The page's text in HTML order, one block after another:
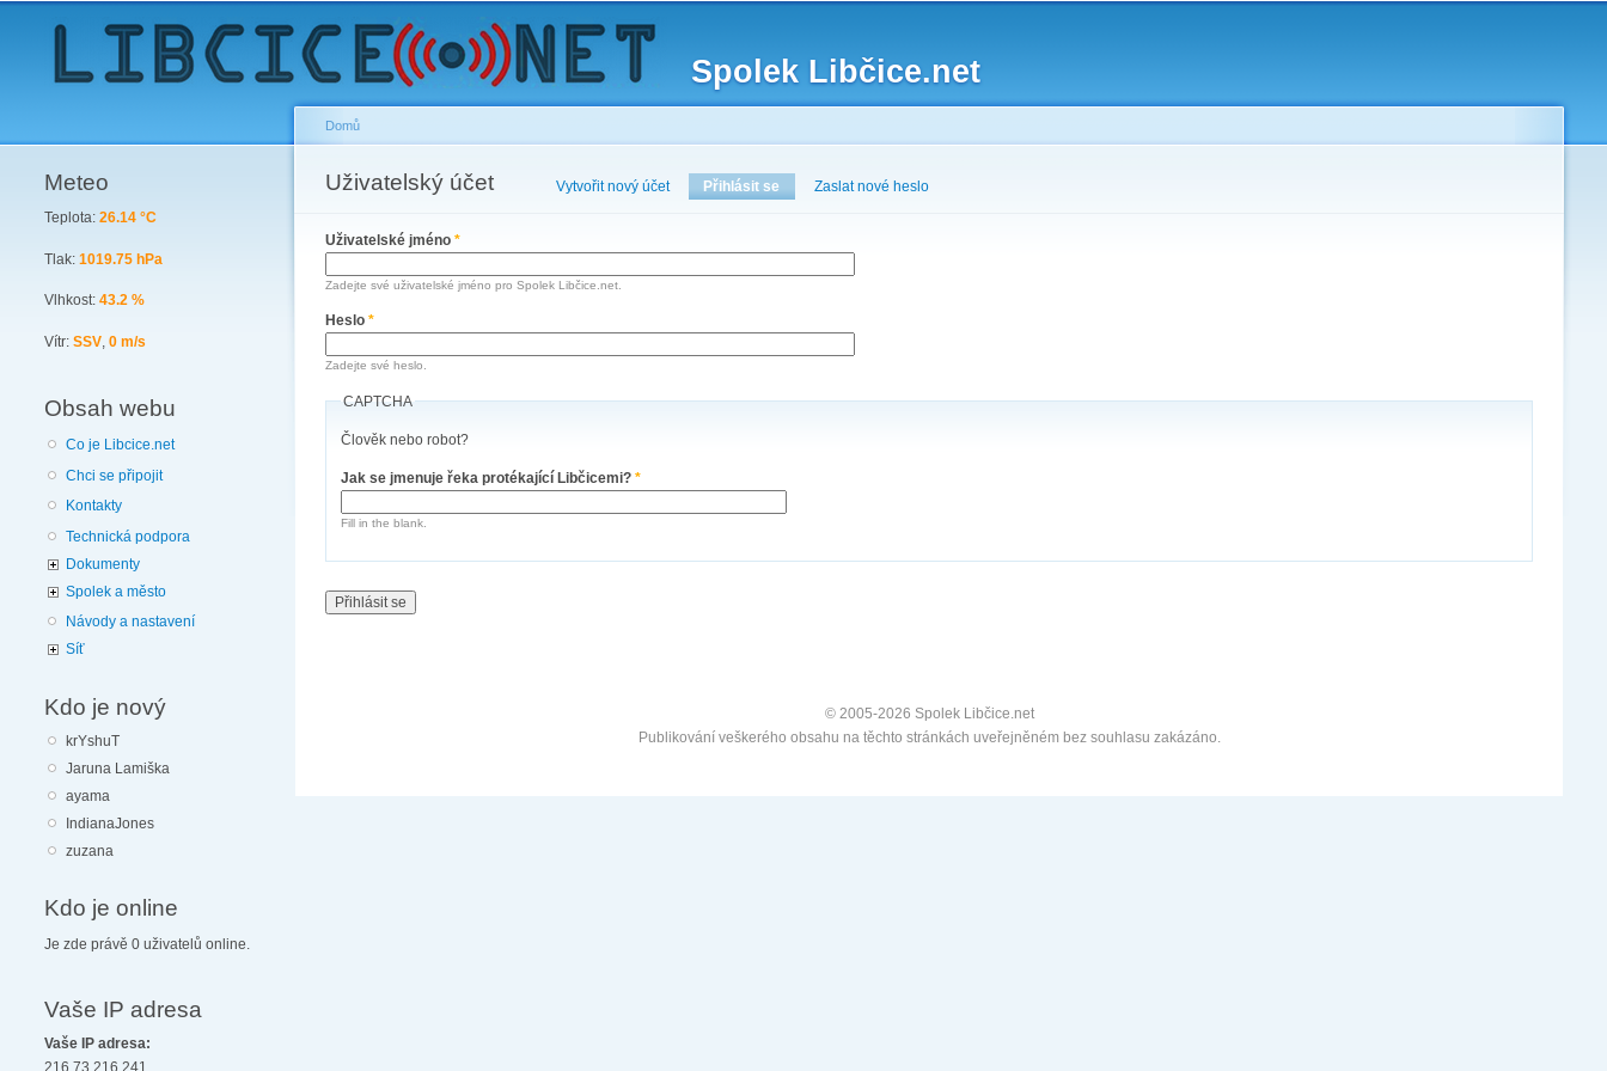
content
Spolek Libčice.net
Meteo
Teplota: 26.14 °C
Tlak: 1019.75 hPa
Vlhkost: 43.2 %
Vítr: SSV, 0 m/s
Obsah webu
Co je Libcice.net
Chci se připojit
Kontakty
Technická podpora
Dokumenty
Spolek a město
Návody a nastavení
Síť
Kdo je nový
krYshuT
Jaruna Lamiška
ayama
IndianaJones
zuzana
Kdo je online
Je zde právě 0 uživatelů online.
Vaše IP adresa
Vaše IP adresa:
You are here
Domů
Uživatelský účet
Primary tabs Vytvořit nový účet Přihlásit se (active tab)
Zaslat nové heslo
Uživatelské jméno *
Zadejte své uživatelské jméno pro Spolek Libčice.net.
Heslo *
Zadejte své heslo.
CAPTCHA
Člověk nebo robot?
Jak se jmenuje řeka protékající Libčicemi?*
Fill in the blank.
© 2005-2026 Spolek Libčice.net
Publikování veškerého obsahu na těchto stránkách uveřejněném bez souhlasu zakázáno.